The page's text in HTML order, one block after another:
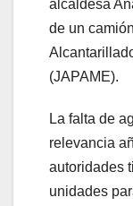
alcaldesa
de un
(JAPAME).
La falta de
relevancia
autoridades
unidades